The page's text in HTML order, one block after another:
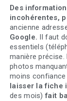
Des
incohérentes,
ancienne
Google. Il faut
essentiels
manière
photos
moins confiance
laisser la fiche
des mois)fait